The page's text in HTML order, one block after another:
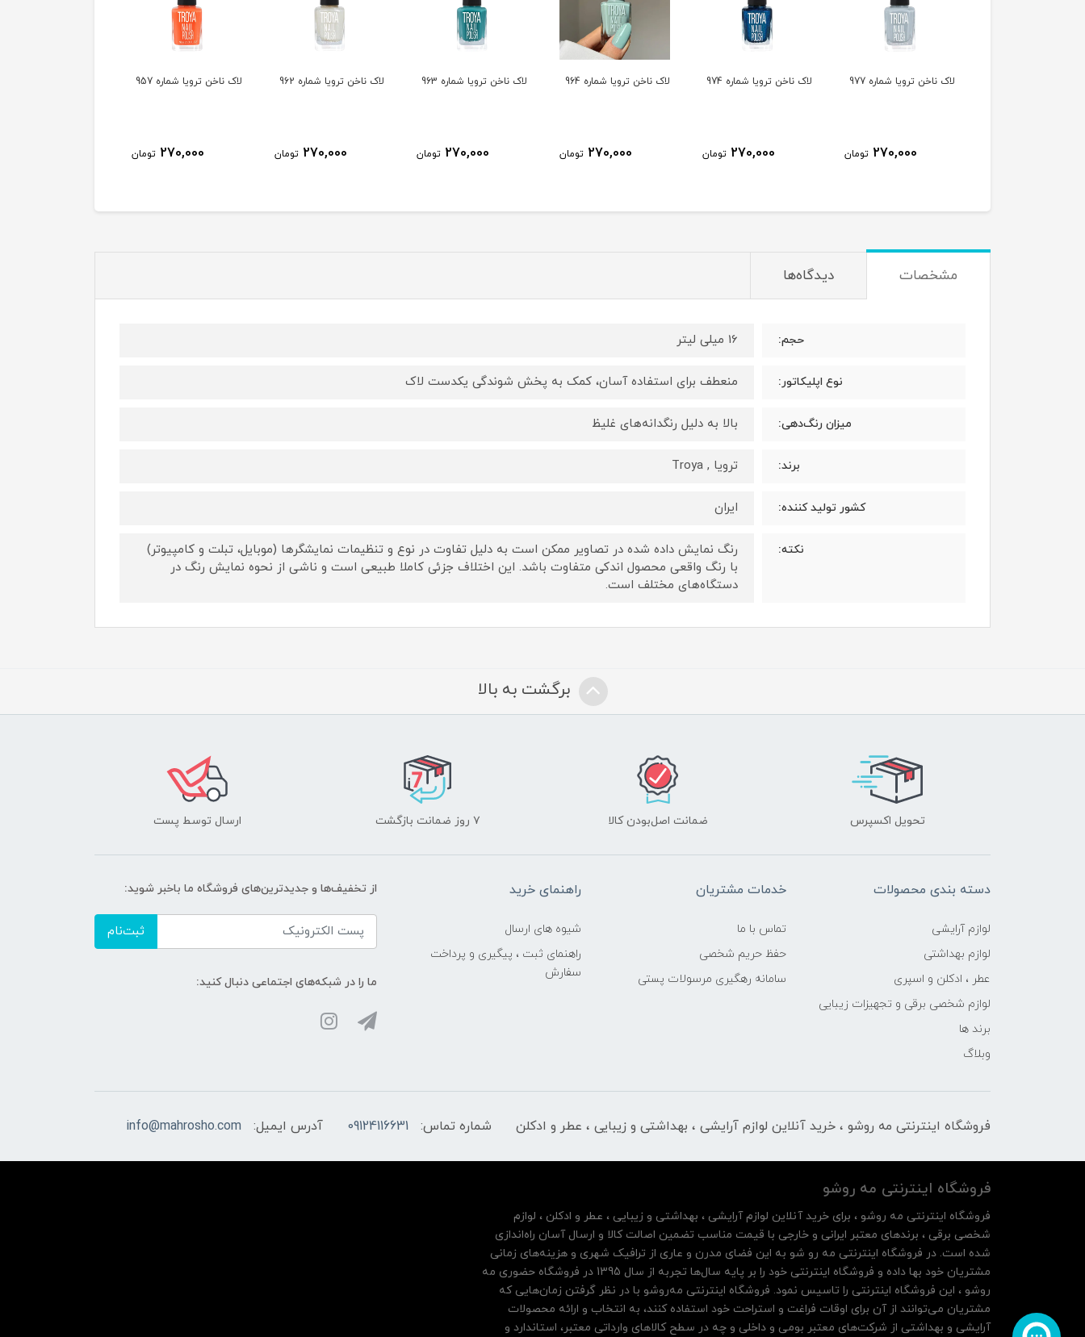
لاک ناخن ترویا شماره 977
270,000 تومان
لاک ناخن ترویا شماره 974
270,000 تومان
لاک ناخن ترویا شماره 964
270,000 تومان
لاک ناخن ترویا شماره 963
270,000 تومان
لاک ناخن ترویا شماره 962
270,000 تومان
لاک ناخن ترویا شماره 957
270,000 تومان
مشخصات دیدگاه‌ها
حجم: 16 میلی لیتر
نوع اپلیکاتور: منعطف برای استفاده آسان، کمک به پخش شوندگی یکدست لاک
میزان رنگ‌دهی: بالا به دلیل رنگدانه‌های غلیظ
برند: ترویا , Troya
کشور تولید کننده: ایران
نکته:
رنگ نمایش داده‌ شده در تصاویر ممکن است به دلیل تفاوت در نوع و تنظیمات نمایشگرها (موبایل، تبلت و کامپیوتر)
با رنگ واقعی محصول اندکی متفاوت باشد. این اختلاف جزئی کاملا طبیعی است و ناشی از نحوه نمایش رنگ در
دستگاه‌های مختلف است.
برگشت به بالا
تحویل اکسپرس ضمانت اصل‌بودن کالا ۷ روز ضمانت بازگشت ارسال توسط پست
دسته بندی محصولات
لوازم آرایشی
لوازم بهداشتی
عطر ، ادکلن و اسپری
لوازم شخصی برقی و تجهیزات زیبایی
برند ها
وبلاگ
خدمات مشتریان
تماس با ما
حفظ حریم شخصی
سامانه رهگیری مرسولات پستی
راهنمای خرید
شیوه های ارسال
راهنمای ثبت ، پیگیری و پرداخت
سفارش
از تخفیف‌ها و جدیدترین‌های فروشگاه ما باخبر شوید:
ثبت‌نام
ما را در شبکه‌های اجتماعی دنبال کنید:
فروشگاه اینترنتی مه‌ رو‌شو ، خرید آنلاین لوازم آرایشی ، بهداشتی و زیبایی ، عطر و ادکلن شماره تماس: 09124116631 آدرس ایمیل: info@mahrosho.com
فروشگاه اینترنتی مه‌ رو‌شو
فروشگاه اینترنتی مه‌ رو‌شو ، برای خرید آنلاین لوازم آرایشی ، بهداشتی و زیبایی ، عطر و ادکلن ، لوازم
شخصی برقی ، برندهای معتبر ایرانی و خارجی با قیمت مناسب تضمین اصالت کالا و ارسال آسان راه‌اندازی
شده است. در فروشگاه اینترنتی مه رو شو به این فضای مدرن و عاری از ترافیک شهری و هزینه‌های زمانی
مشتریان خود بها داده و فروشگاه اینترنتی خود را بر پایه سال‌ها تجربه از سال 1395 در فروشگاه حضوری مه
روشو ، این فروشگاه اینترنتی را تاسیس نمود. فروشگاه اینترنتی مه‌رو‌شو با در نظر گرفتن زمان‌هایی که
مشتریان می‌توانند از آن‌ برای اوقات فراغت و استراحت خود استفاده کنند، به انتخاب و ارائه محصولات
آرایشی و بهداشتی از شرکت‌های معتبر بومی و داخلی و چه در سطح کالاهای وارداتی معتبر، استاندارد و